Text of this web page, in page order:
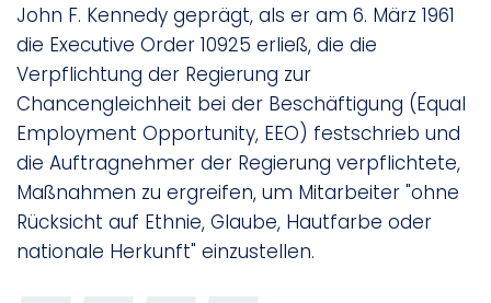
John F. Kennedy geprägt, als er am 6. März 1961
die Executive Order 10925 erließ, die die
Verpflichtung der Regierung zur
Chancengleichheit bei der Beschäftigung (Equal
Employment Opportunity, EEO) festschrieb und
die Auftragnehmer der Regierung verpflichtete,
Maßnahmen zu ergreifen, um Mitarbeiter "ohne
Rücksicht auf Ethnie, Glaube, Hautfarbe oder
nationale Herkunft" einzustellen.